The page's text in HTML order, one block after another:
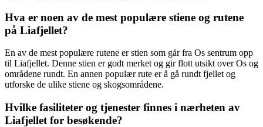
Hva er noen av de mest populære stiene og rutene
på Liafjellet?
En av de mest populære rutene er stien som går fra Os sentrum opp
til Liafjellet. Denne stien er godt merket og gir flott utsikt over Os og
områdene rundt. En annen populær rute er å gå rundt fjellet og
utforske de ulike stiene og skogsområdene.
Hvilke fasiliteter og tjenester finnes i nærheten av
Liafjellet for besøkende?